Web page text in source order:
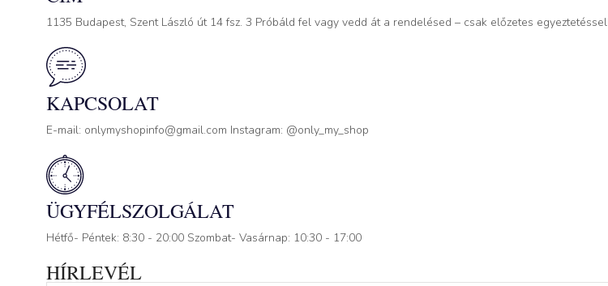
1135 Budapest, Szent László út 14 fsz. 3 Próbáld fel vagy vedd át a rendelésed – csak előzetes egyeztetéssel
KAPCSOLAT
E-mail: onlymyshopinfo@gmail.com Instagram: @only_my_shop
ÜGYFÉLSZOLGÁLAT
Hétfő- Péntek: 8:30 - 20:00 Szombat- Vasárnap: 10:30 - 17:00
HÍRLEVÉL